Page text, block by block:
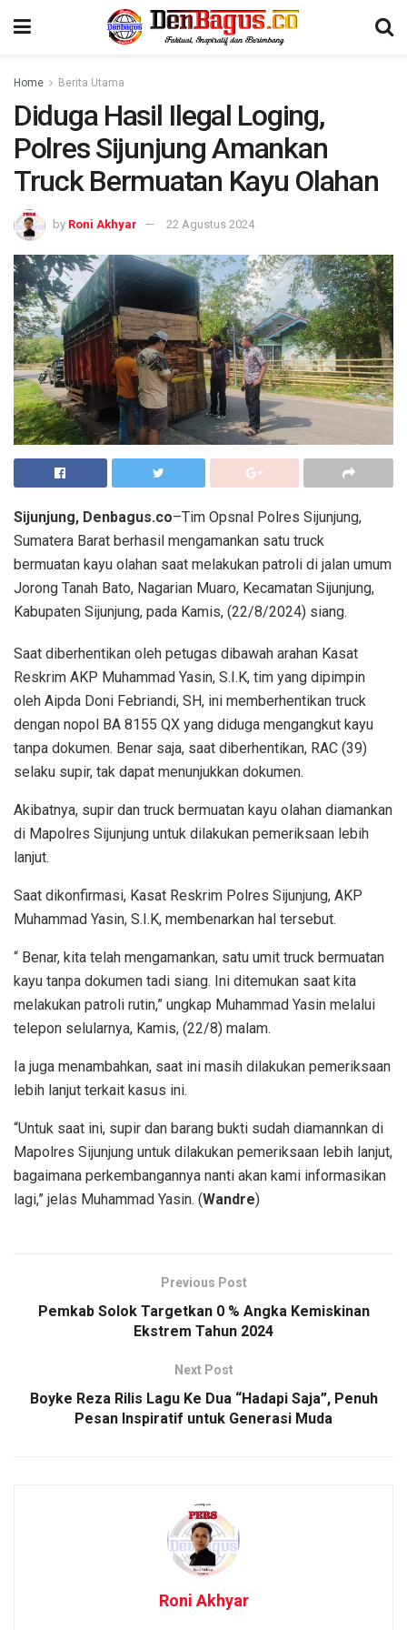
Home Berita Utama
Diduga Hasil Ilegal Loging,
Polres Sijunjung Amankan
Truck Bermuatan Kayu Olahan
by Roni Akhyar 22 Agustus 2024
Sijunjung, Denbagus.co–Tim Opsnal Polres Sijunjung,
Sumatera Barat berhasil mengamankan satu truck
bermuatan kayu olahan saat melakukan patroli di jalan umum
Jorong Tanah Bato, Nagarian Muaro, Kecamatan Sijunjung,
Kabupaten Sijunjung, pada Kamis, (22/8/2024) siang.
Saat diberhentikan oleh petugas dibawah arahan Kasat
Reskrim AKP Muhammad Yasin, S.I.K, tim yang dipimpin
oleh Aipda Doni Febriandi, SH, ini memberhentikan truck
dengan nopol BA 8155 QX yang diduga mengangkut kayu
tanpa dokumen. Benar saja, saat diberhentikan, RAC (39)
selaku supir, tak dapat menunjukkan dokumen.
Akibatnya, supir dan truck bermuatan kayu olahan diamankan
di Mapolres Sijunjung untuk dilakukan pemeriksaan lebih
lanjut.
Saat dikonfirmasi, Kasat Reskrim Polres Sijunjung, AKP
Muhammad Yasin, S.I.K, membenarkan hal tersebut.
“ Benar, kita telah mengamankan, satu umit truck bermuatan
kayu tanpa dokumen tadi siang. Ini ditemukan saat kita
melakukan patroli rutin,” ungkap Muhammad Yasin melalui
telepon selularnya, Kamis, (22/8) malam.
Ia juga menambahkan, saat ini masih dilakukan pemeriksaan
lebih lanjut terkait kasus ini.
“Untuk saat ini, supir dan barang bukti sudah diamannkan di
Mapolres Sijunjung untuk dilakukan pemeriksaan lebih lanjut,
bagaimana perkembangannya nanti akan kami informasikan
lagi,” jelas Muhammad Yasin. (Wandre)
Previous Post
Pemkab Solok Targetkan 0 % Angka Kemiskinan
Ekstrem Tahun 2024
Next Post
Boyke Reza Rilis Lagu Ke Dua “Hadapi Saja”, Penuh
Pesan Inspiratif untuk Generasi Muda
Roni Akhyar